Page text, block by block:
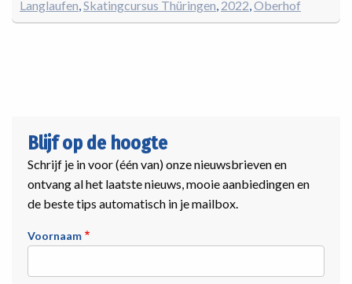
Langlaufen Skatingcursus Thüringen 2022 Oberhof
Blijf op de hoogte
Schrijf je in voor (één van) onze nieuwsbrieven en
ontvang al het laatste nieuws, mooie aanbiedingen en
de beste tips automatisch in je mailbox.
Voornaam